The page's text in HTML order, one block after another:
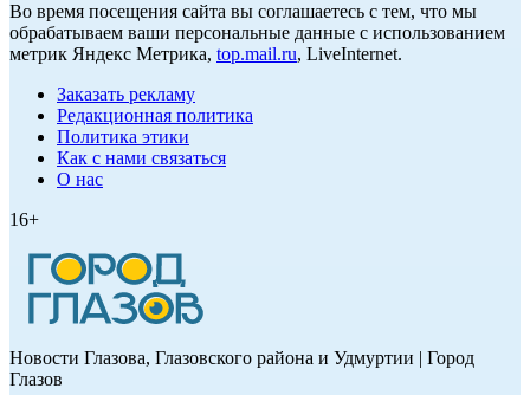
Во время посещения сайта вы соглашаетесь с тем, что мы
обрабатываем ваши персональные данные с использованием
метрик Яндекс Метрика, top.mail.ru, LiveInternet.
Заказать рекламу
Редакционная политика
Политика этики
Как с нами связаться
О нас
16+
Новости Глазова, Глазовского района и Удмуртии | Город
Глазов